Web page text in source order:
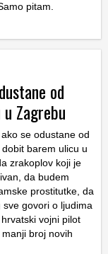
pitam.
od
Zagrebu
se odustane od
barem ulicu u
zrakoplov koji je
da budem
prostitutke, da
govori o ljudima
vojni pilot
broj novih